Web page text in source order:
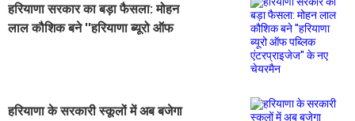
हरियाणा सरकार का बड़ा फैसला: मोहन
लाल कौशिक बने ''हरियाणा ब्यूरो ऑफ
हरियाणा के सरकारी स्कूलों में अब बजेगा